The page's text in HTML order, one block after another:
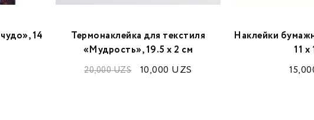
14
Термонаклейка для текстиля
«Мудрость», 19.5 х 2 см
20,000UZS 10,000 UZS
Наклейки
11 х